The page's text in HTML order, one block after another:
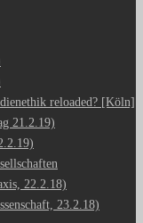
reloaded? [Köln]
21.2.19)
22.2.18)
23.2.18)